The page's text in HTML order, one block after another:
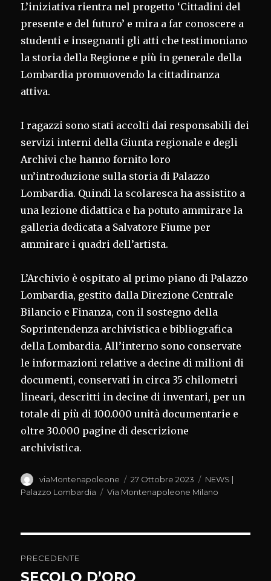
L’iniziativa rientra nel progetto ‘Cittadini del
presente e del futuro’ e mira a far conoscere a
studenti e insegnanti gli atti che testimoniano
la storia della Regione e più in generale della
Lombardia promuovendo la cittadinanza
attiva.
I ragazzi sono stati accolti dai responsabili dei
servizi interni della Giunta regionale e degli
Archivi che hanno fornito loro
un’introduzione sulla storia di Palazzo
Lombardia. Quindi la scolaresca ha assistito a
una lezione didattica e ha potuto ammirare la
galleria dedicata a Salvatore Fiume per
ammirare i quadri dell’artista.
L’Archivio è ospitato al primo piano di Palazzo
Lombardia, gestito dalla Direzione Centrale
Bilancio e Finanza, con il sostegno della
Soprintendenza archivistica e bibliografica
della Lombardia. All’interno sono conservate
le informazioni relative a decine di milioni di
documenti, conservati in circa 35 chilometri
lineari, descritti in decine di inventari, per un
totale di più di 100.000 unità documentarie e
oltre 30.000 pagine di descrizione
archivistica.
Autore
viaMontenapoleone
Pubblicato
il
27 Ottobre 2023 Categorie
NEWS |
Palazzo Lombardia
Tag
Via Montenapoleone Milano
articoli
PRECEDENTE
Articolo